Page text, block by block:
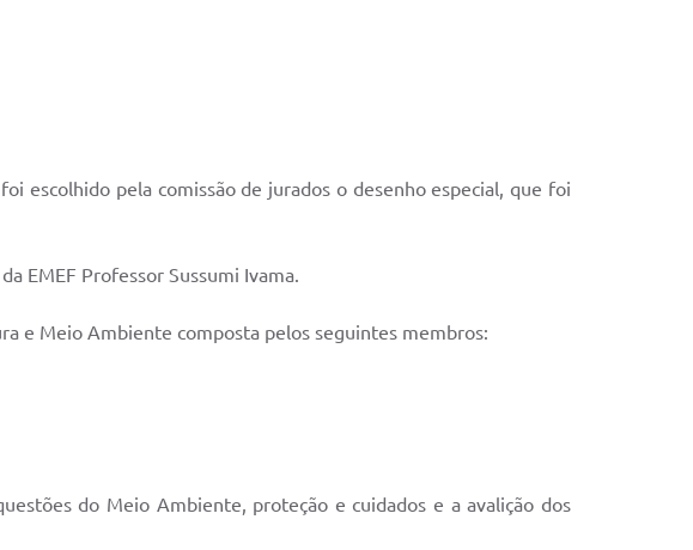
escolhido pela comissão de jurados o desenho especial, que foi
EMEF Professor Sussumi Ivama.
e Meio Ambiente composta pelos seguintes membros:
do Meio Ambiente, proteção e cuidados e a avalição dos